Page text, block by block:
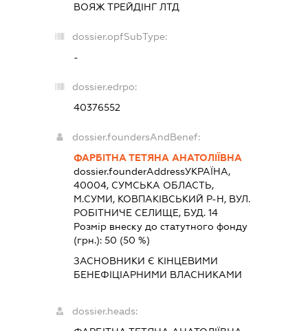
ВОЯЖ ТРЕЙДІНГ ЛТД
dossier.opfSubType:
-
dossier.edrpo:
40376552
dossier.foundersAndBenef:
ФАРБІТНА ТЕТЯНА АНАТОЛІЇВНА
dossier.founderAddressУКРАЇНА,
40004, СУМСЬКА ОБЛАСТЬ,
М.СУМИ, КОВПАКІВСЬКИЙ Р-Н, ВУЛ.
РОБІТНИЧЕ СЕЛИЩЕ, БУД. 14
Розмір внеску до статутного фонду
(грн.):50 (50 %)
ЗАСНОВНИКИ Є КІНЦЕВИМИ
БЕНЕФІЦІАРНИМИ ВЛАСНИКАМИ
dossier.heads: